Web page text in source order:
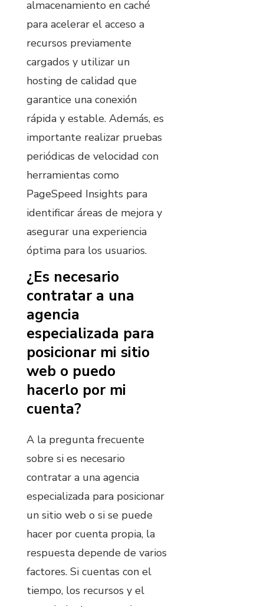
almacenamiento en caché
para acelerar el acceso a
recursos previamente
cargados y utilizar un
hosting de calidad que
garantice una conexión
rápida y estable. Además, es
importante realizar pruebas
periódicas de velocidad con
herramientas como
PageSpeed Insights para
identificar áreas de mejora y
asegurar una experiencia
óptima para los usuarios.
¿Es necesario
contratar a una
agencia
especializada para
posicionar mi sitio
web o puedo
hacerlo por mi
cuenta?
A la pregunta frecuente
sobre si es necesario
contratar a una agencia
especializada para posicionar
un sitio web o si se puede
hacer por cuenta propia, la
respuesta depende de varios
factores. Si cuentas con el
tiempo, los recursos y el